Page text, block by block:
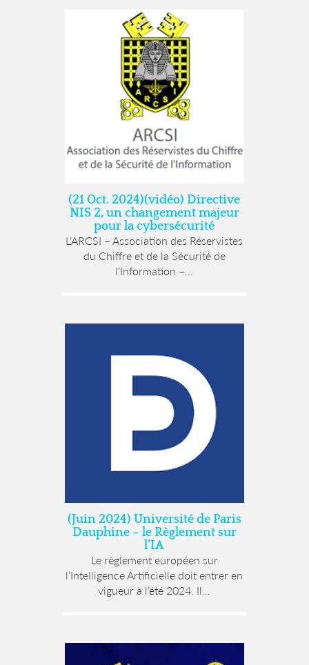
(21 Oct. 2024)(vidéo) Directive
NIS 2, un changement majeur
pour la cybersécurité
L’ARCSI – Association des Réservistes
du Chiffre et de la Sécurité de
l’Information –...
(Juin 2024) Université de Paris
Dauphine – le Règlement sur
l’IA
Le règlement européen sur
l’Intelligence Artificielle doit entrer en
vigueur à l’été 2024. Il...